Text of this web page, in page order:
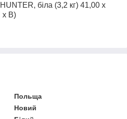
біла (3,2 кг) 41,00 x
x В)
Польща
Новий